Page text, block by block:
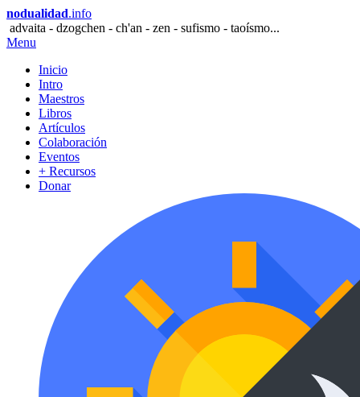
nodualidad.info
advaita - dzogchen - ch'an - zen - sufismo - taoísmo...
Menu
Inicio
Intro
Maestros
Libros
Artículos
Colaboración
Eventos
+ Recursos
Donar